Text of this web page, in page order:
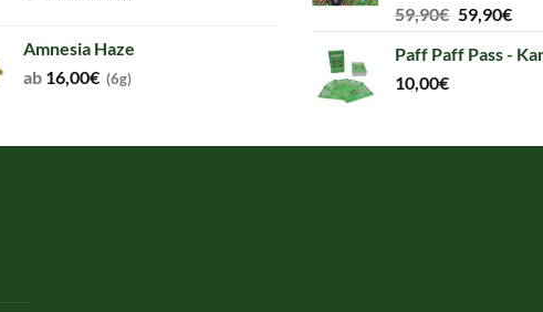
Amnesia Haze
ab 16,00€ (6g)
59,90€ Original
was:
59,90€
is:
Paff Paff Pass -
10,00€